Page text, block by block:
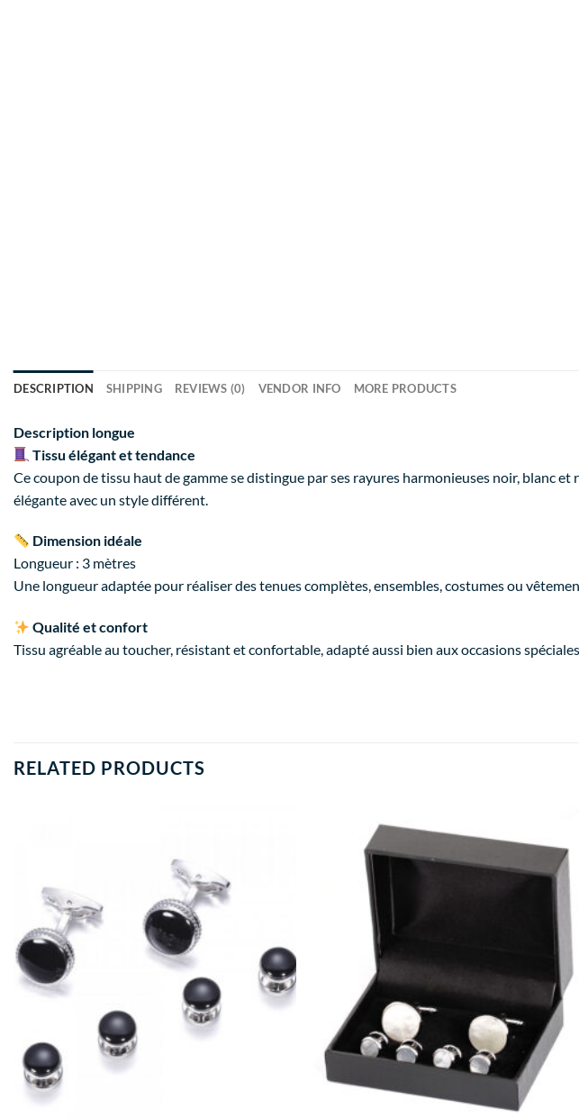
DESCRIPTION SHIPPING REVIEWS (0) VENDOR INFO MORE PRODUCTS
Description longue
Tissu élégant et tendance
Ce coupon de tissu haut de gamme se distingue par ses rayures harmonieuses noir,
élégante avec un style différent.
Dimension idéale
Longueur : 3 mètres
Une longueur adaptée pour réaliser des tenues complètes, ensembles, costumes ou
Qualité et confort
Tissu agréable au toucher, résistant et confortable, adapté aussi bien aux occasions
RELATED PRODUCTS